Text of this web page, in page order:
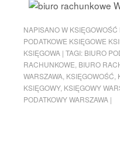
NAPISANO W
PODATKOWE KSIĘGOWE
KSIĘGOWA | TAGI: BIURO
RACHUNKOWE BIURO
WARSZAWA KSIĘGOWOŚĆ
KSIĘGOWY, KSIĘGOWY
PODATKOWY WARSZAWA |